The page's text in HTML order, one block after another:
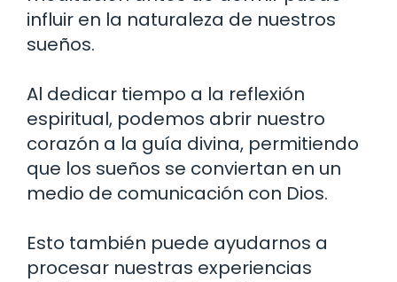
influir en la naturaleza de nuestros
sueños.
Al dedicar tiempo a la reflexión
espiritual, podemos abrir nuestro
corazón a la guía divina, permitiendo
que los sueños se conviertan en un
medio de comunicación con Dios.
Esto también puede ayudarnos a
procesar nuestras experiencias